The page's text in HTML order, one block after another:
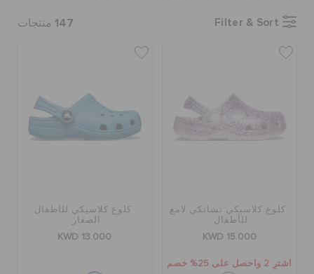
تنزيلات
تسجيل الدخول / اشتراك
Filter & Sort
147 منتجات
كلوغ كلاسيكي تشانكي لامع
للأطفال
KWD 15.000
اشترِ 2 واحصل على 25% خصم
كلوغ كلاسيكي للأطفال
الصغار
KWD 13.000